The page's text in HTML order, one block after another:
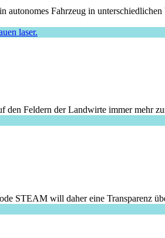
Fahrzeug in
den Feldern der Landwirte immer mehr
STEAM will daher eine Transparenz